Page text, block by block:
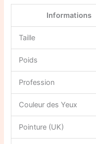
Informations
Taille
Poids
Profession
Couleur des Yeux
Pointure (UK)